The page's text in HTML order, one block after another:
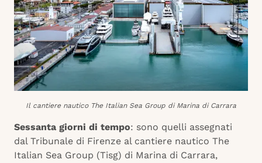
Il cantiere nautico The Italian Sea Group di Marina di Carrara
Sessanta giorni di tempo: sono quelli assegnati
dal Tribunale di Firenze al cantiere nautico The
Italian Sea Group (Tisg) di Marina di Carrara,